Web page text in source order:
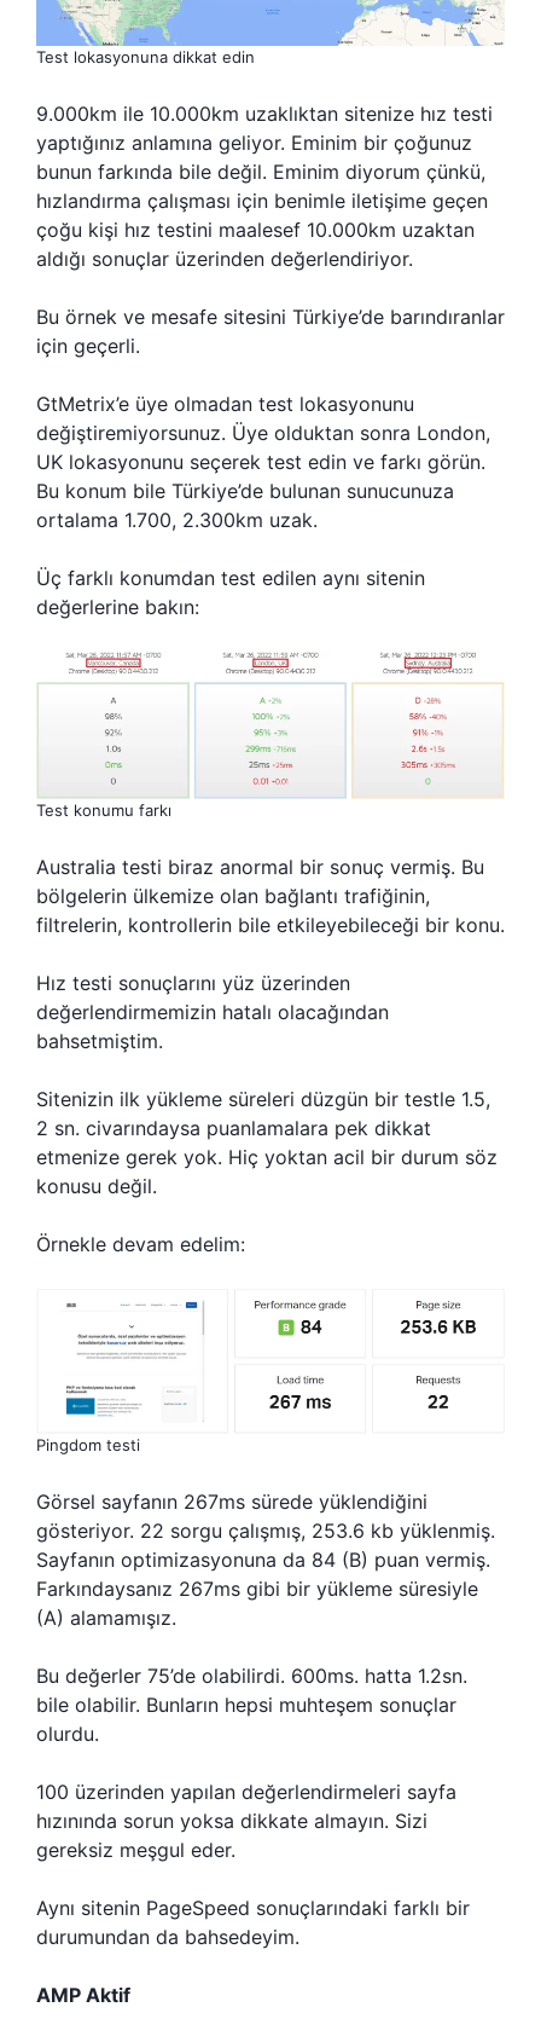
Test lokasyonuna dikkat edin
9.000km ile 10.000km uzaklıktan sitenize hız testi
yaptığınız anlamına geliyor. Eminim bir çoğunuz
bunun farkında bile değil. Eminim diyorum çünkü,
hızlandırma çalışması için benimle iletişime geçen
çoğu kişi hız testini maalesef 10.000km uzaktan
aldığı sonuçlar üzerinden değerlendiriyor.
Bu örnek ve mesafe sitesini Türkiye’de barındıranlar
için geçerli.
GtMetrix’e üye olmadan test lokasyonunu
değiştiremiyorsunuz. Üye olduktan sonra London,
UK lokasyonunu seçerek test edin ve farkı görün.
Bu konum bile Türkiye’de bulunan sunucunuza
ortalama 1.700, 2.300km uzak.
Üç farklı konumdan test edilen aynı sitenin
değerlerine bakın:
Test konumu farkı
Australia testi biraz anormal bir sonuç vermiş. Bu
bölgelerin ülkemize olan bağlantı trafiğinin,
filtrelerin, kontrollerin bile etkileyebileceği bir konu.
Hız testi sonuçlarını yüz üzerinden
değerlendirmemizin hatalı olacağından
bahsetmiştim.
Sitenizin ilk yükleme süreleri düzgün bir testle 1.5,
2 sn. civarındaysa puanlamalara pek dikkat
etmenize gerek yok. Hiç yoktan acil bir durum söz
konusu değil.
Örnekle devam edelim:
Pingdom testi
Görsel sayfanın 267ms sürede yüklendiğini
gösteriyor. 22 sorgu çalışmış, 253.6 kb yüklenmiş.
Sayfanın optimizasyonuna da 84 (B) puan vermiş.
Farkındaysanız 267ms gibi bir yükleme süresiyle
(A) alamamışız.
Bu değerler 75’de olabilirdi. 600ms. hatta 1.2sn.
bile olabilir. Bunların hepsi muhteşem sonuçlar
olurdu.
100 üzerinden yapılan değerlendirmeleri sayfa
hızınında sorun yoksa dikkate almayın. Sizi
gereksiz meşgul eder.
Aynı sitenin PageSpeed sonuçlarındaki farklı bir
durumundan da bahsedeyim.
AMP Aktif